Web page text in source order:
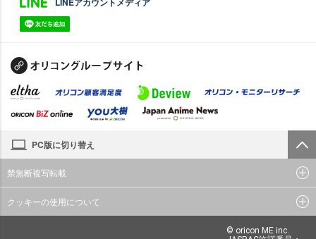
PC版に切り替え
禁無断複写転載
クッキーの使用について
© oricon ME inc.